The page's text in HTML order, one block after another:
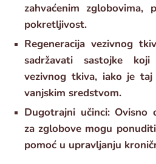
zahvaćenim zglobovima,
pokretljivost.
Regeneracija vezivnog
sadržavati sastojke
vezivnog tkiva, iako je
vanjskim sredstvom.
Dugotrajni učinci:
za zglobove mogu
pomoć u upravljanju